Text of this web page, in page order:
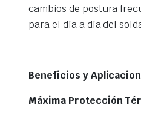
cambios de postura
para el día a día del
Beneficios y
Máxima Protección